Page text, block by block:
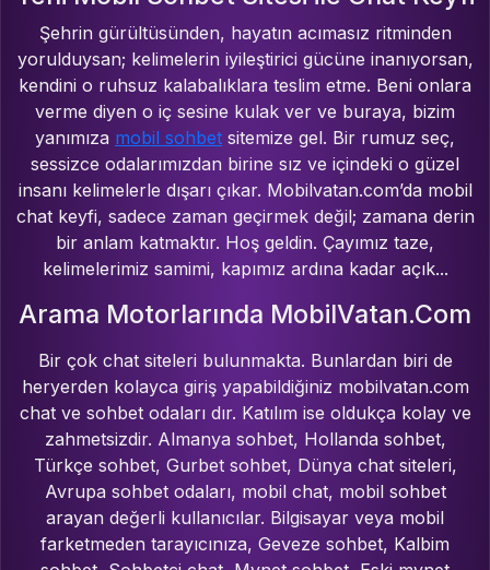
Şehrin gürültüsünden, hayatın acımasız ritminden
yorulduysan; kelimelerin iyileştirici gücüne inanıyorsan,
kendini o ruhsuz kalabalıklara teslim etme. Beni onlara
verme diyen o iç sesine kulak ver ve buraya, bizim
yanımıza mobil sohbet sitemize gel. Bir rumuz seç,
sessizce odalarımızdan birine sız ve içindeki o güzel
insanı kelimelerle dışarı çıkar. Mobilvatan.com’da mobil
chat keyfi, sadece zaman geçirmek değil; zamana derin
bir anlam katmaktır. Hoş geldin. Çayımız taze,
kelimelerimiz samimi, kapımız ardına kadar açık...
Arama Motorlarında MobilVatan.Com
Bir çok chat siteleri bulunmakta. Bunlardan biri de
heryerden kolayca giriş yapabildiğiniz mobilvatan.com
chat ve sohbet odaları dır. Katılım ise oldukça kolay ve
zahmetsizdir. Almanya sohbet, Hollanda sohbet,
Türkçe sohbet, Gurbet sohbet, Dünya chat siteleri,
Avrupa sohbet odaları, mobil chat, mobil sohbet
arayan değerli kullanıcılar. Bilgisayar veya mobil
farketmeden tarayıcınıza, Geveze sohbet, Kalbim